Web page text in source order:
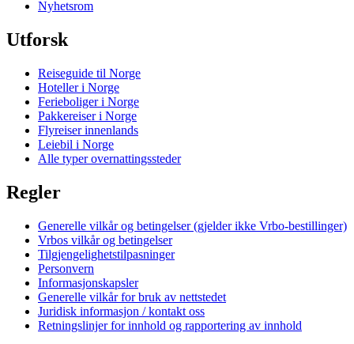
Nyhetsrom
Utforsk
Reiseguide til Norge
Hoteller i Norge
Ferieboliger i Norge
Pakkereiser i Norge
Flyreiser innenlands
Leiebil i Norge
Alle typer overnattingssteder
Regler
Generelle vilkår og betingelser (gjelder ikke Vrbo-bestillinger)
Vrbos vilkår og betingelser
Tilgjengelighetstilpasninger
Personvern
Informasjonskapsler
Generelle vilkår for bruk av nettstedet
Juridisk informasjon / kontakt oss
Retningslinjer for innhold og rapportering av innhold